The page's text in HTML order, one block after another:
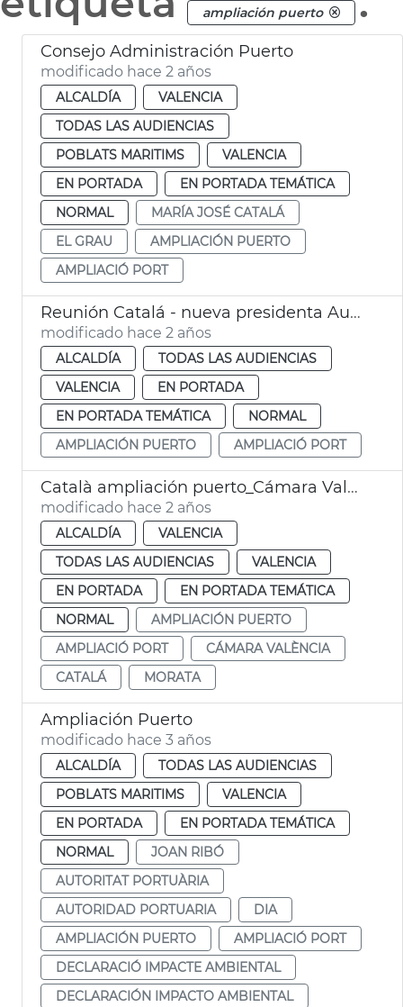
ampliación puerto
Consejo Administración Puerto
modificado hace 2 años
ALCALDÍA
VALENCIA
TODAS LAS AUDIENCIAS
POBLATS MARITIMS
VALENCIA
EN PORTADA
EN PORTADA TEMÁTICA
NORMAL
MARÍA JOSÉ CATALÁ
EL GRAU
AMPLIACIÓN PUERTO
AMPLIACIÓ PORT
Reunión Catalá - nueva presidenta Autoridad Portuaria
modificado hace 2 años
ALCALDÍA
TODAS LAS AUDIENCIAS
VALENCIA
EN PORTADA
EN PORTADA TEMÁTICA
NORMAL
AMPLIACIÓN PUERTO
AMPLIACIÓ PORT
Català ampliación puerto_Cámara Valencia
modificado hace 2 años
ALCALDÍA
VALENCIA
TODAS LAS AUDIENCIAS
VALENCIA
EN PORTADA
EN PORTADA TEMÁTICA
NORMAL
AMPLIACIÓN PUERTO
AMPLIACIÓ PORT
CÁMARA VALÈNCIA
CATALÁ
MORATA
Ampliación Puerto
modificado hace 3 años
ALCALDÍA
TODAS LAS AUDIENCIAS
POBLATS MARITIMS
VALENCIA
EN PORTADA
EN PORTADA TEMÁTICA
NORMAL
JOAN RIBÓ
AUTORITAT PORTUÀRIA
AUTORIDAD PORTUARIA
DIA
AMPLIACIÓN PUERTO
AMPLIACIÓ PORT
DECLARACIÓ IMPACTE AMBIENTAL
DECLARACIÓN IMPACTO AMBIENTAL